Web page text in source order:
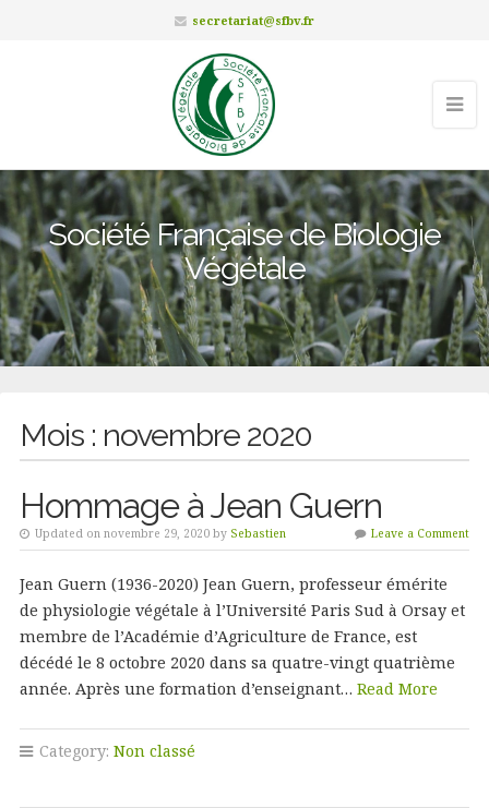
secretariat@sfbv.fr
Société Française de Biologie
Végétale
Mois : novembre 2020
Hommage à Jean Guern
Updated on novembre 29, 2020 by Sebastien Leave a Comment
Jean Guern (1936-2020) Jean Guern, professeur émérite
de physiologie végétale à l’Université Paris Sud à Orsay et
membre de l’Académie d’Agriculture de France, est
décédé le 8 octobre 2020 dans sa quatre-vingt quatrième
année. Après une formation d’enseignant… Read More
Category: Non classé